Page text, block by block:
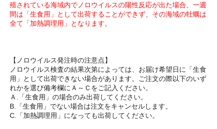
殖されている海域内でノロウイルスの陽性反応が出た場合、一週
間は「生食用」として出荷することができず、その海域の牡蠣は
全て「加熱調理用」となります。
【ノロウイルス発注時の注意点】
ノロウイルス検査の結果次第によっては、お届け希望日に「生食
用」として出荷できない場合があります。ご注文の際以下のいず
れかを選び備考欄にＡ～Ｃをご記入ください。
Ａ.「生食用」の場合のみ出荷してください。
B.「生食用」でない場合は注文をキャンセルします。
C.「加熱調理用」になっても出荷してください。